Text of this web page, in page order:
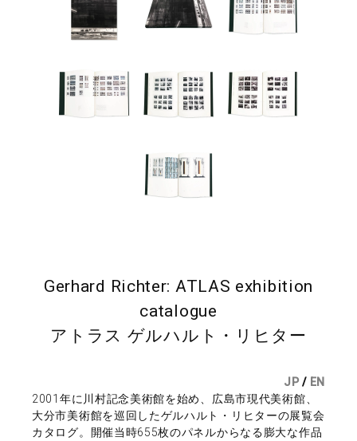
Gerhard Richter: ATLAS exhibition
catalogue
アトラス ゲルハルト・リヒター
JP / EN
2001年に川村記念美術館を始め、広島市現代美術館、
大分市美術館を巡回したゲルハルト・リヒターの展覧会
カタログ。開催当時655枚のパネルからなる膨大な作品